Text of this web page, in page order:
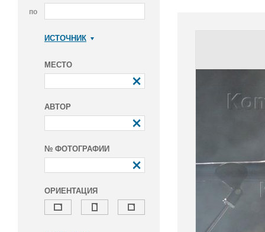
по
ИСТОЧНИК
МЕСТО
АВТОР
№ ФОТОГРАФИИ
ОРИЕНТАЦИЯ